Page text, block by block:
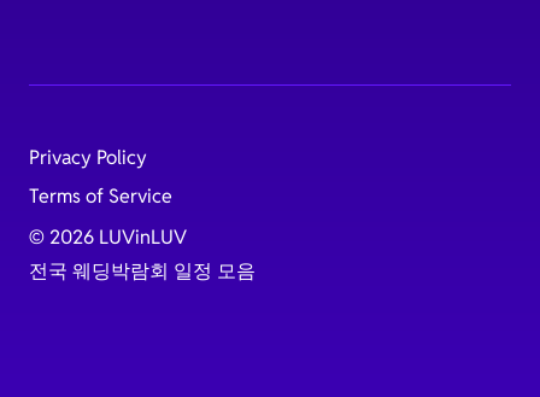
© 2026 LUVinLUV
전국 웨딩박람회 일정 모음
Privacy Policy
Terms of Service